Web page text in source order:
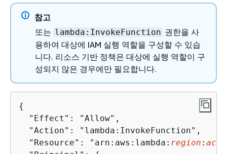
참고
또는 lambda:InvokeFunction 권한을 사
용하여 대상에 IAM 실행 역할을 구성할 수 있습
니다. 리소스 기반 정책은 대상에 실행 역할이 구
성되지 않은 경우에만 필요합니다.
{
  "Effect": "Allow",
  "Action": "lambda:InvokeFunction",
  "Resource": "arn:aws:lambda:
region :